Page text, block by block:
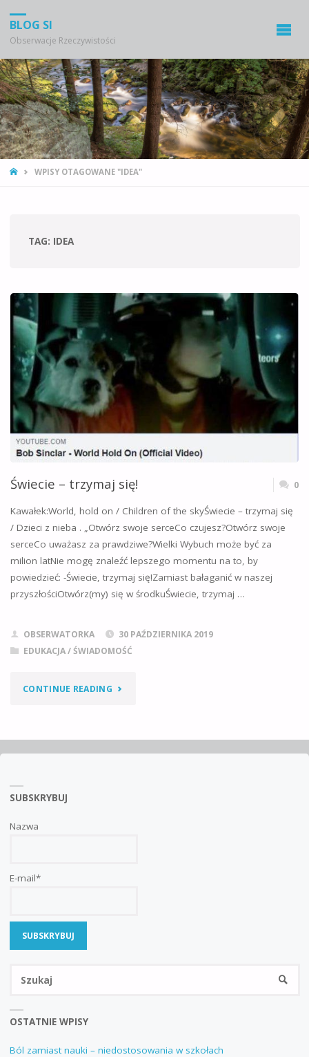
BLOG SI
Obserwacje Rzeczywistości
STRONA
WPISY OTAGOWANE "IDEA"
TAG: IDEA
Świecie – trzymaj się! 0
Kawałek:World, hold on / Children of the skyŚwiecie – trzymaj się
/ Dzieci z nieba . „Otwórz swoje serceCo czujesz?Otwórz swoje
serceCo uważasz za prawdziwe?Wielki Wybuch może być za
milion latNie mogę znaleźć lepszego momentu na to, by
powiedzieć: -Świecie, trzymaj się!Zamiast bałaganić w naszej
przyszłościOtwórz(my) się w środkuŚwiecie, trzymaj …
OBSERWATORKA
30 PAŹDZIERNIKA 2019
EDUKACJA / ŚWIADOMOŚĆ
CONTINUE READING"ŚWIECIE
TRZYMAJ
SUBSKRYBUJ
Nazwa
E-mail*
OSTATNIE WPISY
Ból zamiast nauki – niedostosowania w szkołach